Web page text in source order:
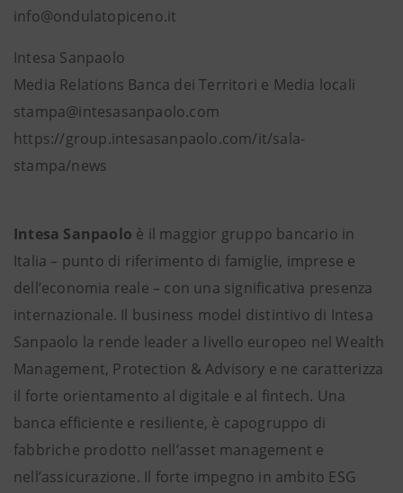
info@ondulatopiceno.it
Intesa Sanpaolo
Media Relations Banca dei Territori e Media locali
stampa@intesasanpaolo.com
https://group.intesasanpaolo.com/it/sala-
stampa/news
Intesa Sanpaolo è il maggior gruppo bancario in
Italia – punto di riferimento di famiglie, imprese e
dell’economia reale – con una significativa presenza
internazionale. Il business model distintivo di Intesa
Sanpaolo la rende leader a livello europeo nel Wealth
Management, Protection & Advisory e ne caratterizza
il forte orientamento al digitale e al fintech. Una
banca efficiente e resiliente, è capogruppo di
fabbriche prodotto nell’asset management e
nell’assicurazione. Il forte impegno in ambito ESG